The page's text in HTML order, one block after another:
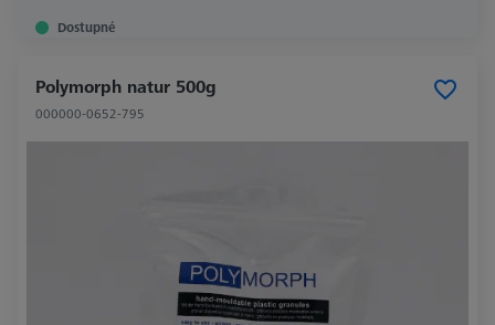
Dostupné
Polymorph natur 500g
000000-0652-795